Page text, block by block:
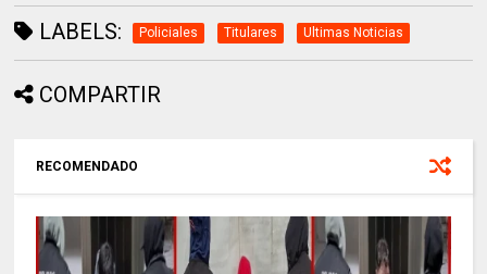
LABELS: Policiales Titulares Ultimas Noticias
COMPARTIR
RECOMENDADO